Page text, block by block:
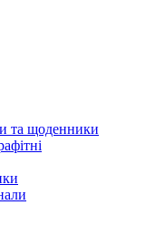
та щоденники